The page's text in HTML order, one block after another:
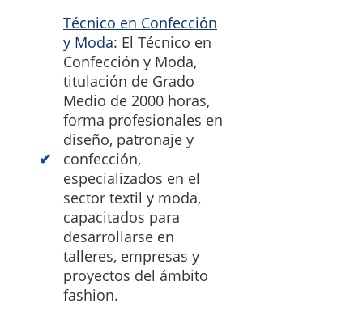
Técnico en Confección
y Moda: El Técnico en
Confección y Moda,
titulación de Grado
Medio de 2000 horas,
forma profesionales en
diseño, patronaje y
confección,
especializados en el
sector textil y moda,
capacitados para
desarrollarse en
talleres, empresas y
proyectos del ámbito
fashion.